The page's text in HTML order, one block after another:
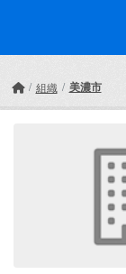
組織 美濃市